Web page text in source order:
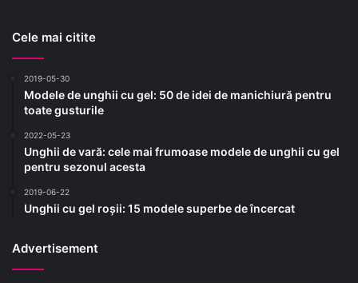
Cele mai citite
2019-05-30
Modele de unghii cu gel: 50 de idei de manichiură pentru
toate gusturile
2022-05-23
Unghii de vară: cele mai frumoase modele de unghii cu gel
pentru sezonul acesta
2019-06-22
Unghii cu gel roșii: 15 modele superbe de încercat
Advertisement